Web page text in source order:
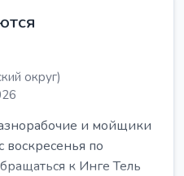
округ)
и мойщики
воскресенья по
к Инге Тель